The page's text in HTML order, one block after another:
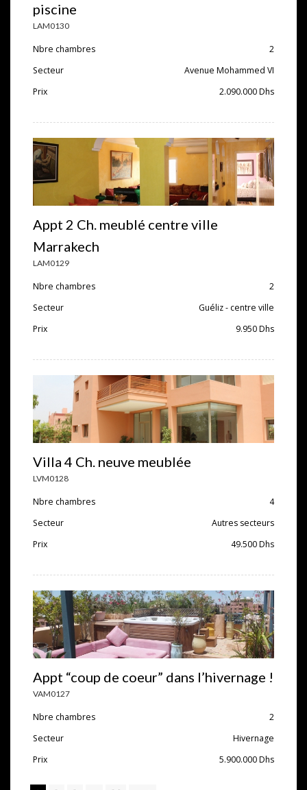
piscine
LAM0130
Nbre chambres
2
Secteur
Avenue Mohammed VI
Prix
2.090.000Dhs
Appt 2 Ch. meublé centre ville
Marrakech
LAM0129
Nbre chambres
2
Secteur
Guéliz - centre ville
Prix
9.950Dhs
Villa 4 Ch. neuve meublée
LVM0128
Nbre chambres
4
Secteur
Autres secteurs
Prix
49.500Dhs
Appt “coup de coeur” dans l’hivernage !
VAM0127
Nbre chambres
2
Secteur
Hivernage
Prix
5.900.000Dhs